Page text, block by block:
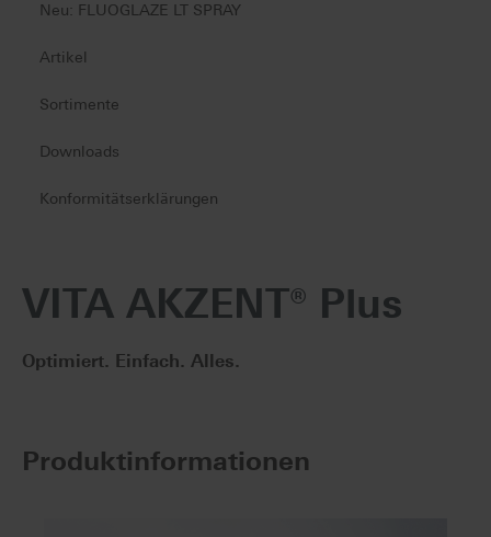
Neu: FLUOGLAZE LT SPRAY
Artikel
Sortimente
Downloads
Konformitätserklärungen
VITA AKZENT® Plus
Optimiert. Einfach. Alles.
Produktinformationen